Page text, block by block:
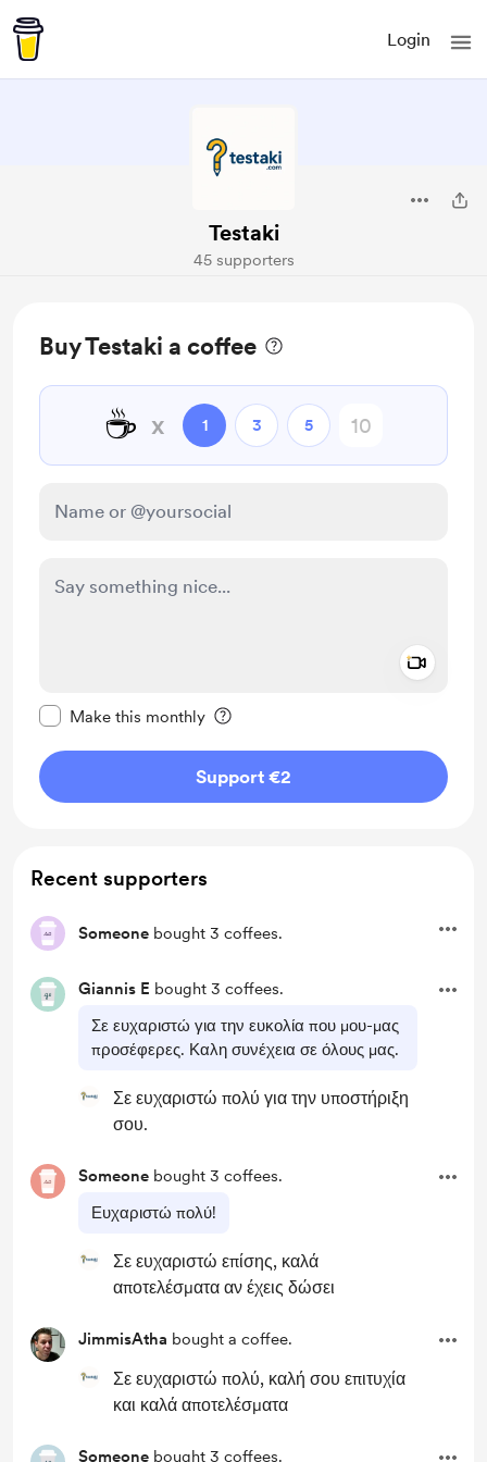
Login
Testaki
45 supporters
Buy Testaki a coffee
☕ x 1 3 5
Make this monthly
Support €2
Recent supporters
Someone bought 3 coffees.
Giannis E bought 3 coffees.
Σε ευχαριστώ για την ευκολία που μου-μας
προσέφερες. Καλη συνέχεια σε όλους μας.
Σε ευχαριστώ πολύ για την υποστήριξη
σου.
Someone bought 3 coffees.
Ευχαριστώ πολύ!
Σε ευχαριστώ επίσης, καλά
αποτελέσματα αν έχεις δώσει
JimmisAtha bought a coffee.
Σε ευχαριστώ πολύ, καλή σου επιτυχία
και καλά αποτελέσματα
Someone bought 3 coffees.